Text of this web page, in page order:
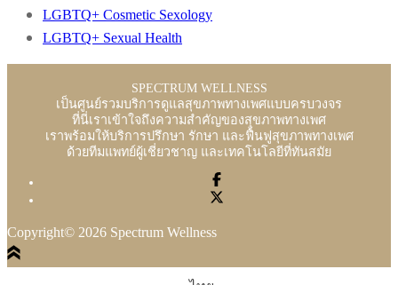
LGBTQ+ Cosmetic Sexology
LGBTQ+ Sexual Health
SPECTRUM WELLNESS
เป็นศูนย์รวมบริการดูแลสุขภาพทางเพศแบบครบวงจร
ที่นี่เราเข้าใจถึงความสำคัญของสุขภาพทางเพศ
เราพร้อมให้บริการปรึกษา รักษา และฟื้นฟูสุขภาพทางเพศ
ด้วยทีมแพทย์ผู้เชี่ยวชาญ และเทคโนโลยีที่ทันสมัย
Copyright© 2026 Spectrum Wellness